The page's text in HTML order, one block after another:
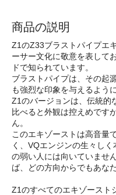
商品の説明
Z1のZ33ブラストパイプエ
ーサー文化に敬意を表して
ドで知られています。
ブラストパイプは、その起
も強烈な印象を与えるよう
Z1のバージョンは、伝統的
比べると外観は控えめです
ん。
このエキゾーストは高音量
く、VQエンジンの生々し
の弱い人には向いていませ
ば、どの方向からでもあな
Z1のすべてのエキゾースト